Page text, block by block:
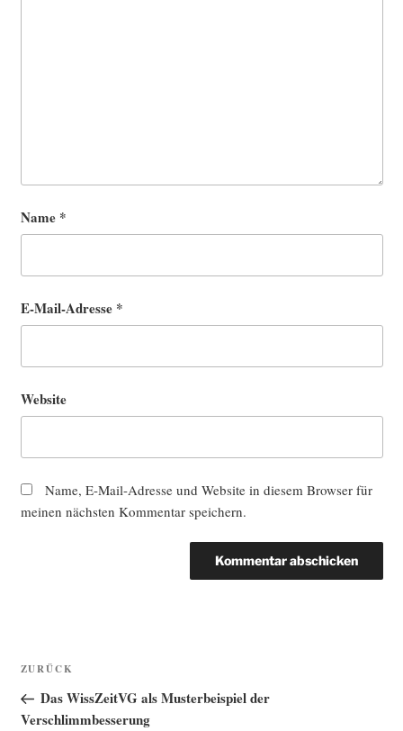
Name *
E-Mail-Adresse *
Website
Name, E-Mail-Adresse und Website in diesem Browser für
meinen nächsten Kommentar speichern.
Beitragsnavigation
Vorheriger
Beitrag
ZURÜCK
Das WissZeitVG als Musterbeispiel der
Verschlimmbesserung